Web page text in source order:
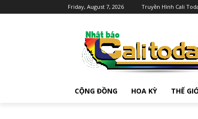
Friday, August 7, 2026 Truyền Hình Cali
CỘNG ĐỒNG HOA KỲ THẾ